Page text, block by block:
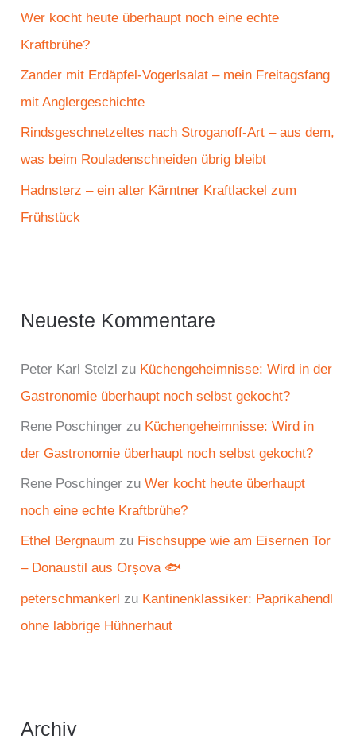
c
h
Wer kocht heute überhaupt noch eine echte
Kraftbrühe?
Zander mit Erdäpfel-Vogerlsalat – mein Freitagsfang
mit Anglergeschichte
Rindsgeschnetzeltes nach Stroganoff-Art – aus dem,
was beim Rouladenschneiden übrig bleibt
Hadnsterz – ein alter Kärntner Kraftlackel zum
Frühstück
Neueste Kommentare
Peter Karl Stelzl zu Küchengeheimnisse: Wird in der
Gastronomie überhaupt noch selbst gekocht?
Rene Poschinger zu Küchengeheimnisse: Wird in
der Gastronomie überhaupt noch selbst gekocht?
Rene Poschinger zuWer kocht heute überhaupt
noch eine echte Kraftbrühe?
Ethel Bergnaum zu Fischsuppe wie am Eisernen Tor
– Donaustil aus Orșova 🐟
peterschmankerl zu Kantinenklassiker: Paprikahendl
ohne labbrige Hühnerhaut
Archiv